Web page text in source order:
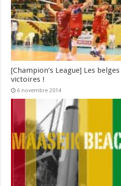
[Champion’s League] Les
victoires !
6 novembre 2014